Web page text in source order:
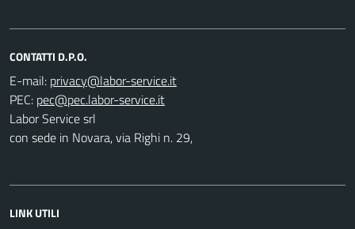
CONTATTI D.P.O.
E-mail:
PEC:
Labor Service srl
con sede in Novara, via Righi n. 29,
LINK UTILI